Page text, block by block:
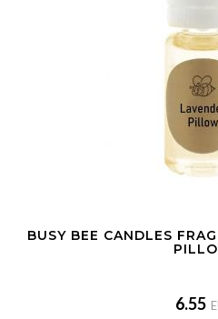
BUSY BEE CANDLES
6.55